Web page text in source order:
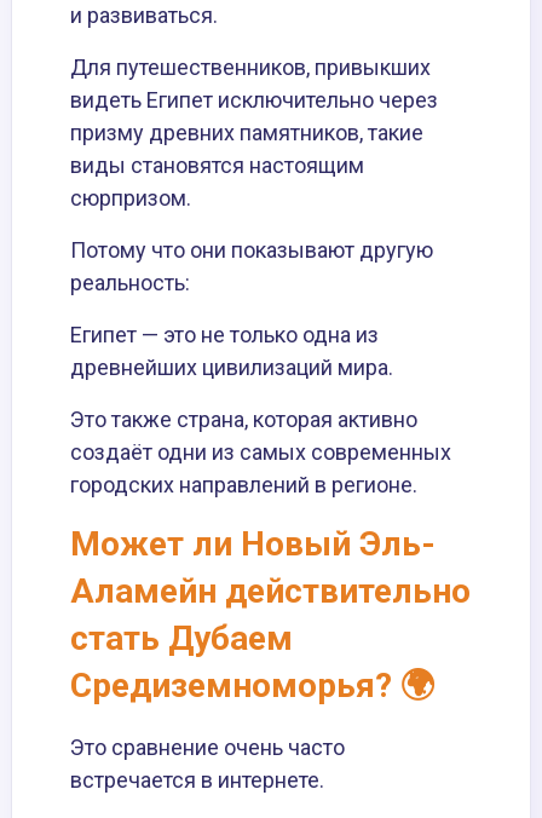
и развиваться.
Для путешественников, привыкших
видеть Египет исключительно через
призму древних памятников, такие
виды становятся настоящим
сюрпризом.
Потому что они показывают другую
реальность:
Египет — это не только одна из
древнейших цивилизаций мира.
Это также страна, которая активно
создаёт одни из самых современных
городских направлений в регионе.
Может ли Новый Эль-
Аламейн действительно
стать Дубаем
Средиземноморья? 🌍
Это сравнение очень часто
встречается в интернете.